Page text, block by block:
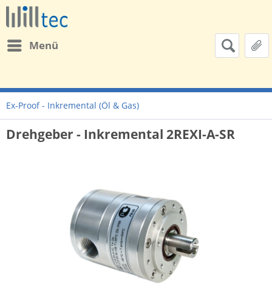
Menü
Ex-Proof - Inkremental (Öl & Gas)
Drehgeber - Inkremental 2REXI-A-SR